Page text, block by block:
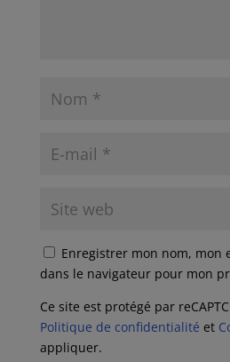
Enregistrer mon nom, mon
dans le navigateur pour mon
Ce site est protégé par
Politique de confidentialité et
appliquer.